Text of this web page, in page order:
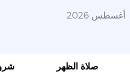
أغسطس 2026
صلاة الظهر